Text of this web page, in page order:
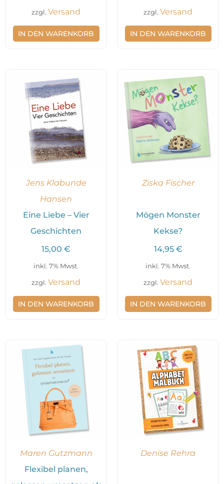
zzgl. Versand
IN DEN WARENKORB
zzgl. Versand
IN DEN WARENKORB
Jens Klabunde
Hansen
Eine Liebe – Vier
Geschichten
15,00 €
inkl. 7% Mwst.
zzgl. Versand
IN DEN WARENKORB
Ziska Fischer
Mögen Monster
Kekse?
14,95 €
inkl. 7% Mwst.
zzgl. Versand
IN DEN WARENKORB
Maren Gutzmann
Flexibel planen,
Dieses
Produkt
weist
mehrere
Varianten
auf.
können
Denise Rehra